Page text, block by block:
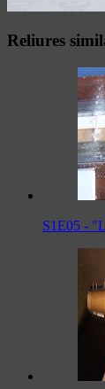
Reliures
S1E05 -